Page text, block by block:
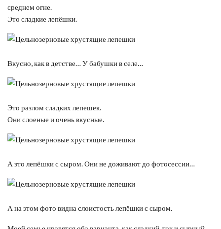
среднем огне.
Это сладкие лепёшки.
Вкусно, как в детстве… У бабушки в селе…
Это разлом сладких лепешек.
Они слоеные и очень вкусные.
А это лепёшки с сыром. Они не доживают до фотосессии…
А на этом фото видна слоистость лепёшки с сыром.